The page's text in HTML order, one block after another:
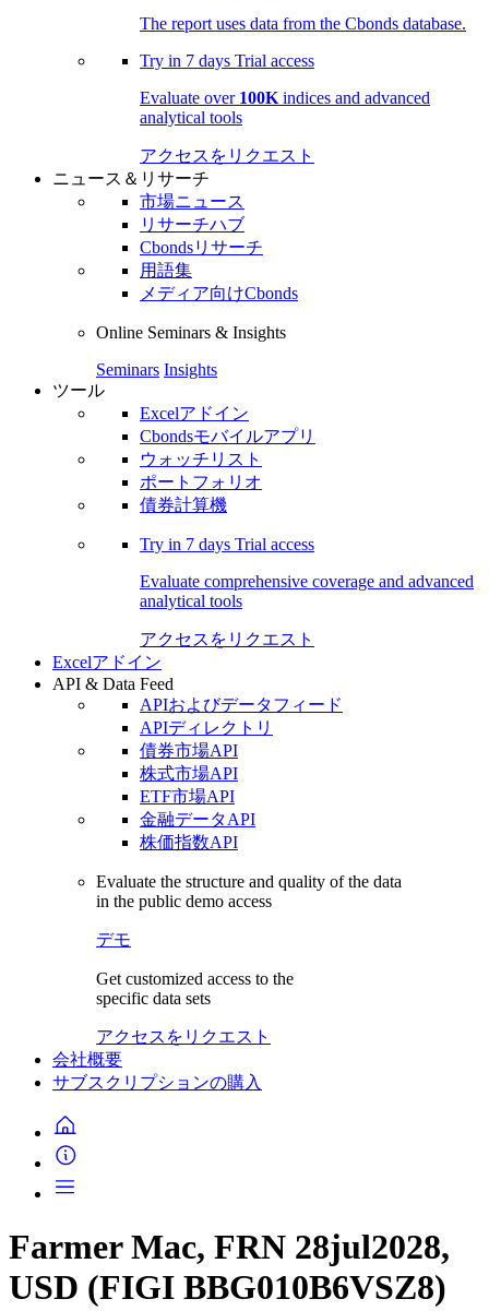
The report uses data from the Cbonds database.
Try in 7 days Trial access
Evaluate over 100K indices and advanced
analytical tools
アクセスをリクエスト
ニュース＆リサーチ
市場ニュース
リサーチハブ
Cbondsリサーチ
用語集
メディア向けCbonds
Online Seminars & Insights
Seminars Insights
ツール
Excelアドイン
Cbondsモバイルアプリ
ウォッチリスト
ポートフォリオ
債券計算機
Try in 7 days Trial access
Evaluate comprehensive coverage and advanced
analytical tools
アクセスをリクエスト
Excelアドイン
API & Data Feed
APIおよびデータフィード
APIディレクトリ
債券市場API
株式市場API
ETF市場API
金融データAPI
株価指数API
Evaluate the structure and quality of the data
in the public demo access
デモ
Get customized access to the
specific data sets
アクセスをリクエスト
会社概要
サブスクリプションの購入
Farmer Mac, FRN 28jul2028,
USD (FIGI BBG010B6VSZ8)